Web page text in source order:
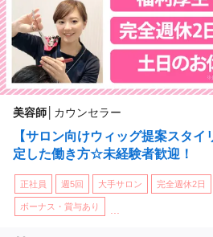
美容師 カウンセラー
【サロン向けウィッグ提案スタ
定した働き方☆未経験者歓迎！
正社員 週5回 大手サロン 完全週休2日
ボーナス・賞与あり